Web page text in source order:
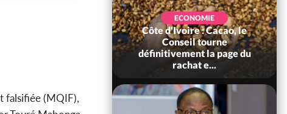
falsifiée (MQIF),
ECONOMIE
Côte d'Ivoire : Cacao, le
Conseil tourne
définitivement la page du
rachat e...